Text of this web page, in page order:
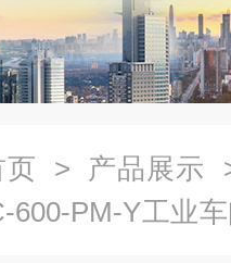
页 > 产品展示
600-PM-Y工业